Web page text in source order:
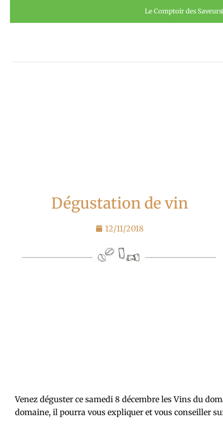
Le Comptoir des Saveurs
Dégustation de vin
12/11/2018
Venez déguster ce samedi 8 décembre les Vins du
domaine, il pourra vous expliquer et vous conseiller